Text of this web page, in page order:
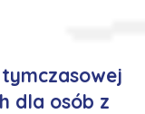
dla osób z